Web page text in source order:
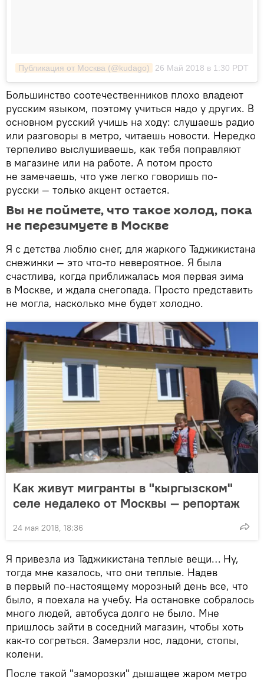
Публикация от Москва (@kudago) 26 Май 2018 в 1:30 PDT
Большинство соотечественников плохо владеют
русским языком, поэтому учиться надо у других. В
основном русский учишь на ходу: слушаешь радио
или разговоры в метро, читаешь новости. Нередко
терпеливо выслушиваешь, как тебя поправляют
в магазине или на работе. А потом просто
не замечаешь, что уже легко говоришь по-
русски — только акцент остается.
Вы не поймете, что такое холод, пока
не перезимуете в Москве
Я с детства люблю снег, для жаркого Таджикистана
снежинки — это что-то невероятное. Я была
счастлива, когда приближалась моя первая зима
в Москве, и ждала снегопада. Просто представить
не могла, насколько мне будет холодно.
Как живут мигранты в "кыргызском"
селе недалеко от Москвы — репортаж
24 мая 2018, 18:36
Я привезла из Таджикистана теплые вещи… Ну,
тогда мне казалось, что они теплые. Надев
в первый по-настоящему морозный день все, что
было, я поехала на учебу. На остановке собралось
много людей, автобуса долго не было. Мне
пришлось зайти в соседний магазин, чтобы хоть
как-то согреться. Замерзли нос, ладони, стопы,
колени.
После такой "заморозки" дышащее жаром метро